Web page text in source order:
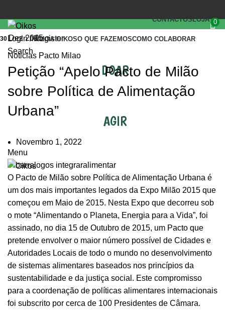
CONTACTOSLOJA 0
Login / Register
Search
INÍCIOA OIKOSO QUE FAZEMOSCOMO COLABORAR
DOAR
AGIR
Menu
Noticias Pacto Milao
Petição “Apelo Pacto de Milão
sobre Política de Alimentação
Urbana”
Novembro 1, 2022
30 Dez 2015
O Pacto de Milão sobre Política de Alimentação Urbana é
um dos mais importantes legados da Expo Milão 2015 que
começou em Maio de 2015. Nesta Expo que decorreu sob
o mote “Alimentando o Planeta, Energia para a Vida”, foi
assinado, no dia 15 de Outubro de 2015, um Pacto que
pretende envolver o maior número possível de Cidades e
Autoridades Locais de todo o mundo no desenvolvimento
de sistemas alimentares baseados nos princípios da
sustentabilidade e da justiça social. Este compromisso
para a coordenação de políticas alimentares internacionais
foi subscrito por cerca de 100 Presidentes de Câmara.